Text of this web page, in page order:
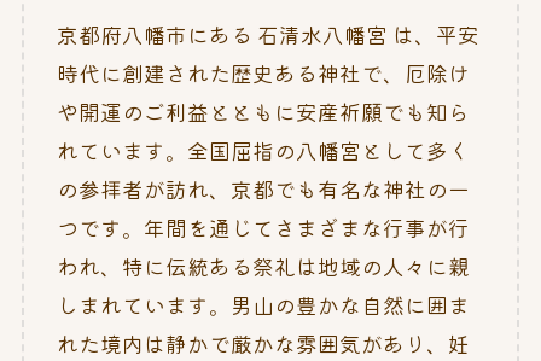
京都府八幡市にある 石清水八幡宮 は、平安
時代に創建された歴史ある神社で、厄除け
や開運のご利益とともに安産祈願でも知ら
れています。全国屈指の八幡宮として多く
の参拝者が訪れ、京都でも有名な神社の一
つです。年間を通じてさまざまな行事が行
われ、特に伝統ある祭礼は地域の人々に親
しまれています。男山の豊かな自然に囲ま
れた境内は静かで厳かな雰囲気があり、妊